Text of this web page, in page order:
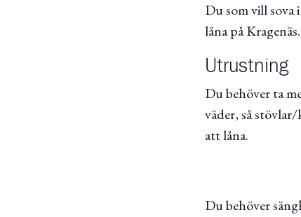
Du som vill
låna på Kragenäs.
Utrustning
Du behöver ta
väder, så
att låna.
Du behöver